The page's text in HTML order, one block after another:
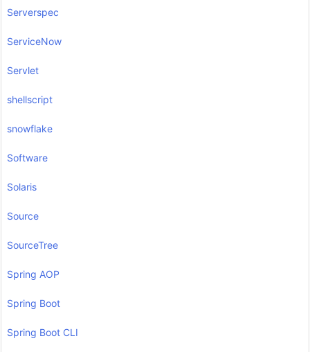
Serverspec
ServiceNow
Servlet
shellscript
snowflake
Software
Solaris
Source
SourceTree
Spring AOP
Spring Boot
Spring Boot CLI